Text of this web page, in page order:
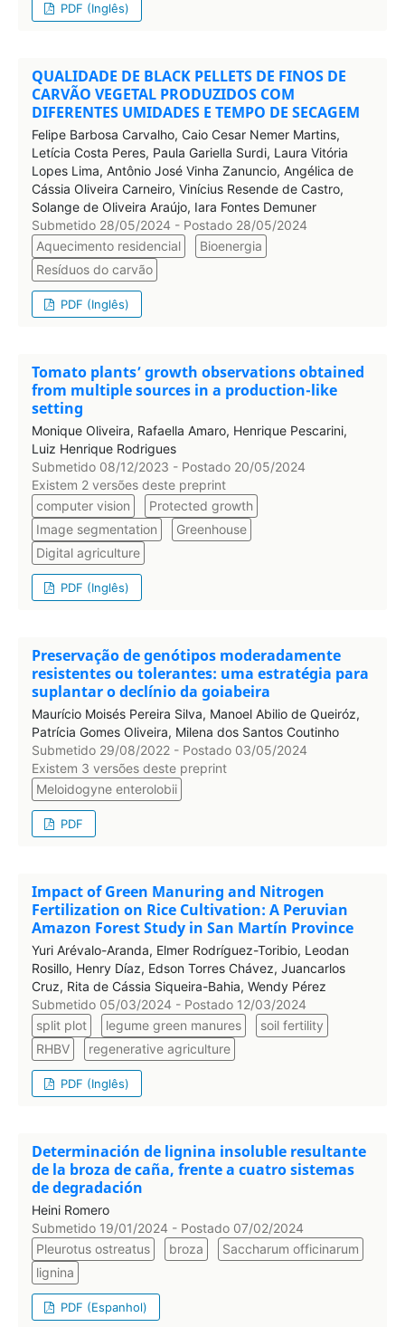
PDF (Inglês)
QUALIDADE DE BLACK PELLETS DE FINOS DE
CARVÃO VEGETAL PRODUZIDOS COM
DIFERENTES UMIDADES E TEMPO DE SECAGEM
Felipe Barbosa Carvalho, Caio Cesar Nemer Martins,
Letícia Costa Peres, Paula Gariella Surdi, Laura Vitória
Lopes Lima, Antônio José Vinha Zanuncio, Angélica de
Cássia Oliveira Carneiro, Vinícius Resende de Castro,
Solange de Oliveira Araújo, Iara Fontes Demuner
Submetido 28/05/2024 - Postado 28/05/2024
Aquecimento residencial
Bioenergia
Resíduos do carvão
PDF (Inglês)
Tomato plants’ growth observations obtained
from multiple sources in a production-like
setting
Monique Oliveira, Rafaella Amaro, Henrique Pescarini,
Luiz Henrique Rodrigues
Submetido 08/12/2023 - Postado 20/05/2024
Existem 2 versões deste preprint
computer vision
Protected growth
Image segmentation
Greenhouse
Digital agriculture
PDF (Inglês)
Preservação de genótipos moderadamente
resistentes ou tolerantes: uma estratégia para
suplantar o declínio da goiabeira
Maurício Moisés Pereira Silva, Manoel Abilio de Queiróz,
Patrícia Gomes Oliveira, Milena dos Santos Coutinho
Submetido 29/08/2022 - Postado 03/05/2024
Existem 3 versões deste preprint
Meloidogyne enterolobii
PDF
Impact of Green Manuring and Nitrogen
Fertilization on Rice Cultivation: A Peruvian
Amazon Forest Study in San Martín Province
Yuri Arévalo-Aranda, Elmer Rodríguez-Toribio, Leodan
Rosillo, Henry Díaz, Edson Torres Chávez, Juancarlos
Cruz, Rita de Cássia Siqueira-Bahia, Wendy Pérez
Submetido 05/03/2024 - Postado 12/03/2024
split plot
legume green manures
soil fertility
RHBV
regenerative agriculture
PDF (Inglês)
Determinación de lignina insoluble resultante
de la broza de caña, frente a cuatro sistemas
de degradación
Heini Romero
Submetido 19/01/2024 - Postado 07/02/2024
Pleurotus ostreatus
broza
Saccharum officinarum
lignina
PDF (Espanhol)